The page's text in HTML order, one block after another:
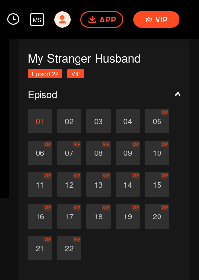
MS APP VIP
My Stranger Husband
Episod 22 VIP
Episod
01 02 03 04 05
VIP
06
VIP
07
VIP
08
VIP
09
VIP
10
VIP
11
VIP
12
VIP
13
VIP
14
VIP
15
VIP
16
VIP
17
VIP
18
VIP
19
VIP
20
VIP
21
VIP
22
VIP